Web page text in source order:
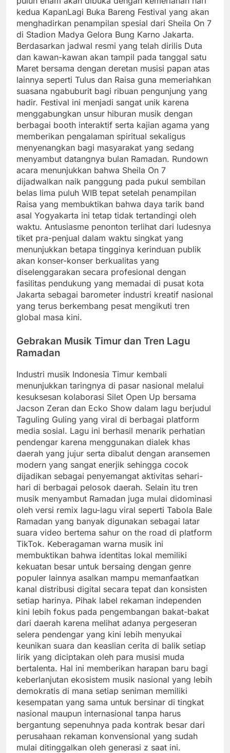
kedua KapanLagi Buka Bareng Festival yang akan
menghadirkan penampilan spesial dari Sheila On 7
di Stadion Madya Gelora Bung Karno Jakarta.
Berdasarkan jadwal resmi yang telah dirilis Duta
dan kawan-kawan akan tampil pada tanggal satu
Maret bersama dengan deretan musisi papan atas
lainnya seperti Tulus dan Raisa guna memeriahkan
suasana ngabuburit bagi ribuan pengunjung yang
hadir. Festival ini menjadi sangat unik karena
menggabungkan unsur hiburan musik dengan
berbagai booth interaktif serta kajian agama yang
memberikan pengalaman spiritual sekaligus
menyenangkan bagi masyarakat yang sedang
menyambut datangnya bulan Ramadan. Rundown
acara menunjukkan bahwa Sheila On 7
dijadwalkan naik panggung pada pukul sembilan
belas lima puluh WIB tepat setelah penampilan
Raisa yang membuktikan bahwa daya tarik band
asal Yogyakarta ini tetap tidak tertandingi oleh
waktu. Antusiasme penonton terlihat dari ludesnya
tiket pra-penjual dalam waktu singkat yang
menunjukkan betapa tingginya kerinduan publik
akan konser-konser berkualitas yang
diselenggarakan secara profesional dengan
fasilitas pendukung yang memadai di pusat kota
Jakarta sebagai barometer industri kreatif nasional
yang terus berkembang pesat mengikuti tren
global masa kini.
Gebrakan Musik Timur dan Tren Lagu
Ramadan
Industri musik Indonesia Timur kembali
menunjukkan taringnya di pasar nasional melalui
kesuksesan kolaborasi Silet Open Up bersama
Jacson Zeran dan Ecko Show dalam lagu berjudul
Taguling Guling yang viral di berbagai platform
media sosial. Lagu ini berhasil menarik perhatian
pendengar karena menggunakan dialek khas
daerah yang jujur serta dibalut dengan aransemen
modern yang sangat enerjik sehingga cocok
dijadikan sebagai penyemangat aktivitas sehari-
hari di berbagai pelosok daerah. Selain itu tren
musik menyambut Ramadan juga mulai didominasi
oleh versi remix lagu-lagu viral seperti Tabola Bale
Ramadan yang banyak digunakan sebagai latar
suara video bertema sahur on the road di platform
TikTok. Keberagaman warna musik ini
membuktikan bahwa identitas lokal memiliki
kekuatan besar untuk bersaing dengan genre
populer lainnya asalkan mampu memanfaatkan
kanal distribusi digital secara tepat dan konsisten
setiap harinya. Pihak label rekaman independen
kini lebih fokus pada pengembangan bakat-bakat
dari daerah karena melihat adanya pergeseran
selera pendengar yang kini lebih menyukai
keunikan suara dan keaslian cerita di balik setiap
lirik yang diciptakan oleh para musisi muda
bertalenta. Hal ini memberikan harapan baru bagi
keberlanjutan ekosistem musik nasional yang lebih
demokratis di mana setiap seniman memiliki
kesempatan yang sama untuk bersinar di tingkat
nasional maupun internasional tanpa harus
bergantung sepenuhnya pada kontrak besar dari
perusahaan rekaman konvensional yang sudah
mulai ditinggalkan oleh generasi z saat ini.